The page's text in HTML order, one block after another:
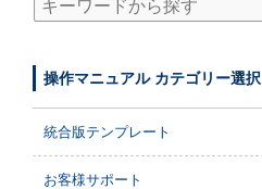
操作マニュアル カテゴリー選択
統合版テンプレート
お客様サポート